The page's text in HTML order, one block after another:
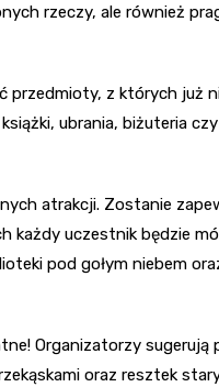
rzeczy, ale również
przedmioty, z których już
ubrania, biżuteria
atrakcji. Zostanie
uczestnik będzie
pod gołym niebem
Organizatorzy
oraz resztek